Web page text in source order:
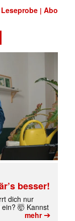
Leseprobe |Abo
besser!
dich nur
🤯 Kannst
mehr➔